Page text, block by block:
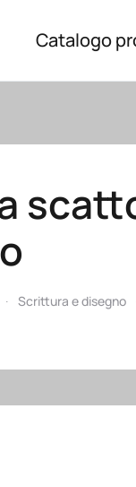
Catalogo
Scrittura e disegno